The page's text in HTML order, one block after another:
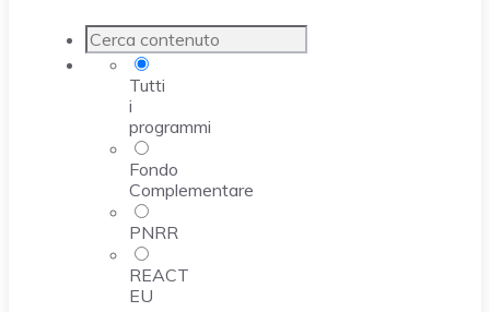
Tutti
i
programmi
Fondo
Complementare
PNRR
REACT
EU